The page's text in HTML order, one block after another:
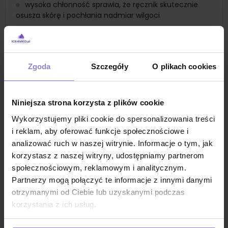
Zgoda Szczegóły O plikach cookies
Niniejsza strona korzysta z plików cookie
Wykorzystujemy pliki cookie do spersonalizowania treści
i reklam, aby oferować funkcje społecznościowe i
analizować ruch w naszej witrynie. Informacje o tym, jak
korzystasz z naszej witryny, udostępniamy partnerom
społecznościowym, reklamowym i analitycznym.
Partnerzy mogą połączyć te informacje z innymi danymi
otrzymanymi od Ciebie lub uzyskanymi podczas
korzystania z ich usług.
wysoka chłonność sprawia, że ręcznik skutecznie
osusza skórę i pochłania nadmiar wilgoci
komfort podczas zabiegów, nie podrażniają skóry
zapakowane w higieniczne, foliowe opakowanie
jednorazowy ręcznik zapewnia wysoki poziom
higieny, eliminując ryzyko przenoszenia bakterii i
infekcji
jednorazowe ręczniki są wygodne w użyciu i
eliminują potrzebę prania
szerokie zastosowanie kosmetyczne i medyczne
produkt jednorazowy, opakowanie: 100 szt
Zastosowanie
ręcznik kosmetyczny do pedicure
jednorazowy ręcznik do zabiegów pedicure do